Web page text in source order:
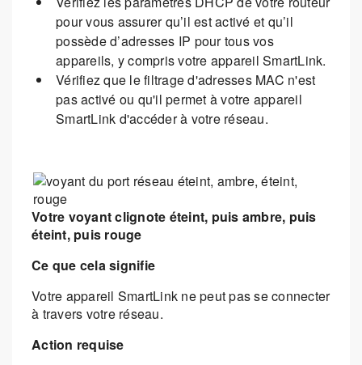
pour vous assurer qu’il est activé et qu’il
possède d’adresses IP pour tous vos
appareils, y compris votre appareil SmartLink.
Vérifiez que le filtrage d'adresses MAC n'est
pas activé ou qu'il permet à votre appareil
SmartLink d'accéder à votre réseau.
Votre voyant clignote éteint, puis ambre, puis
éteint, puis rouge
Ce que cela signifie
Votre appareil SmartLink ne peut pas se connecter
à travers votre réseau.
Action requise